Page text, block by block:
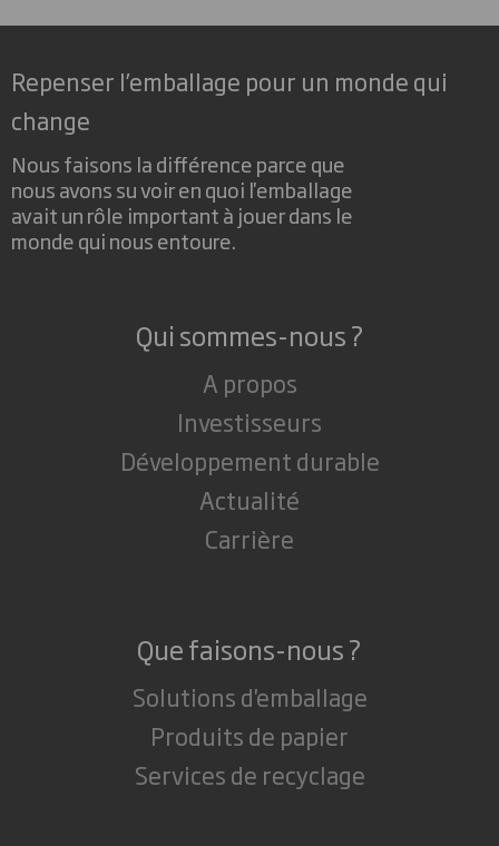
Repenser l’emballage pour un monde qui
change
Nous faisons la différence parce que
nous avons su voir en quoi l'emballage
avait un rôle important à jouer dans le
monde qui nous entoure.
Qui sommes-nous ?
A propos
Investisseurs
Développement durable
Actualité
Carrière
Que faisons-nous ?
Solutions d'emballage
Produits de papier
Services de recyclage